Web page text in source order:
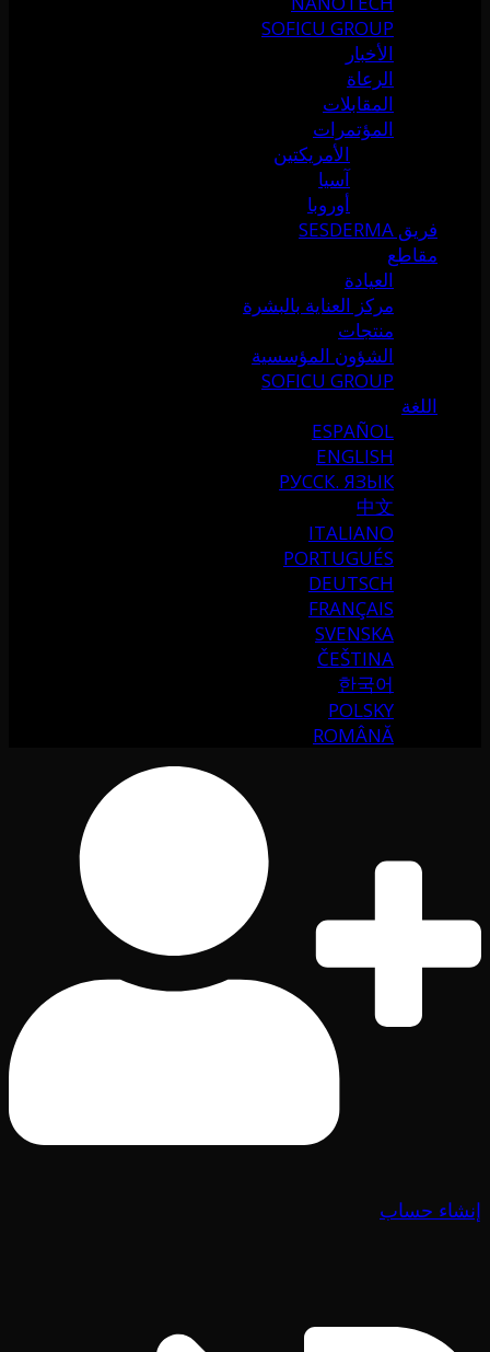
SOFICU GROUP
الأخبار
الرعاة
المقابلات
المؤتمرات
الأمريكتين
آسيا
أوروبا
فريق SESDERMA
مقاطع
العيادة
مركز العناية بالبشرة
منتجات
الشؤون المؤسسية
SOFICU GROUP
اللغة
ESPAÑOL
ENGLISH
РУССК. ЯЗЫК
中文
ITALIANO
PORTUGUÉS
DEUTSCH
FRANÇAIS
SVENSKA
ČEŠTINA
한국어
POLSKY
ROMÂNĂ
إنشاء حساب